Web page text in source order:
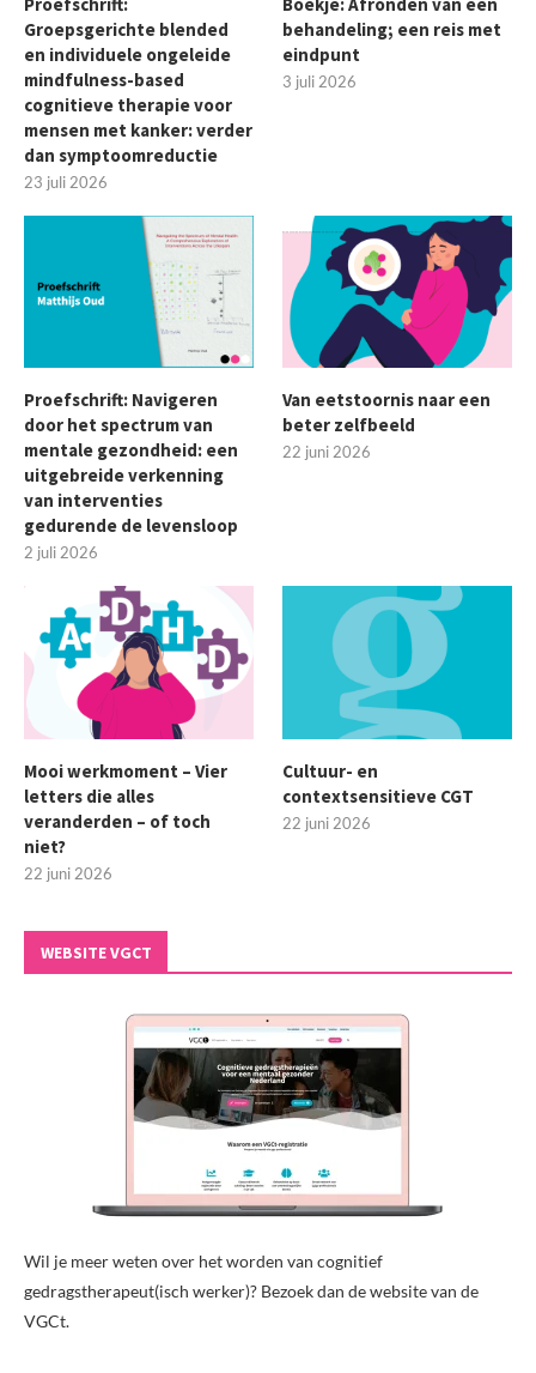
Groepsgerichte blended
en individuele ongeleide
mindfulness-based
cognitieve therapie voor
mensen met kanker: verder
dan symptoomreductie
23 juli 2026
behandeling; een reis met
eindpunt
3 juli 2026
Proefschrift: Navigeren
door het spectrum van
mentale gezondheid: een
uitgebreide verkenning
van interventies
gedurende de levensloop
2 juli 2026
Van eetstoornis naar een
beter zelfbeeld
22 juni 2026
Mooi werkmoment – Vier
letters die alles
veranderden – of toch
niet?
22 juni 2026
Cultuur- en
contextsensitieve CGT
22 juni 2026
WEBSITE VGCT
Wil je meer weten over het worden van cognitief
gedragstherapeut(isch werker)? Bezoek dan de website van de
VGCt.